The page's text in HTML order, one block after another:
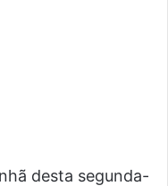
desta segunda-